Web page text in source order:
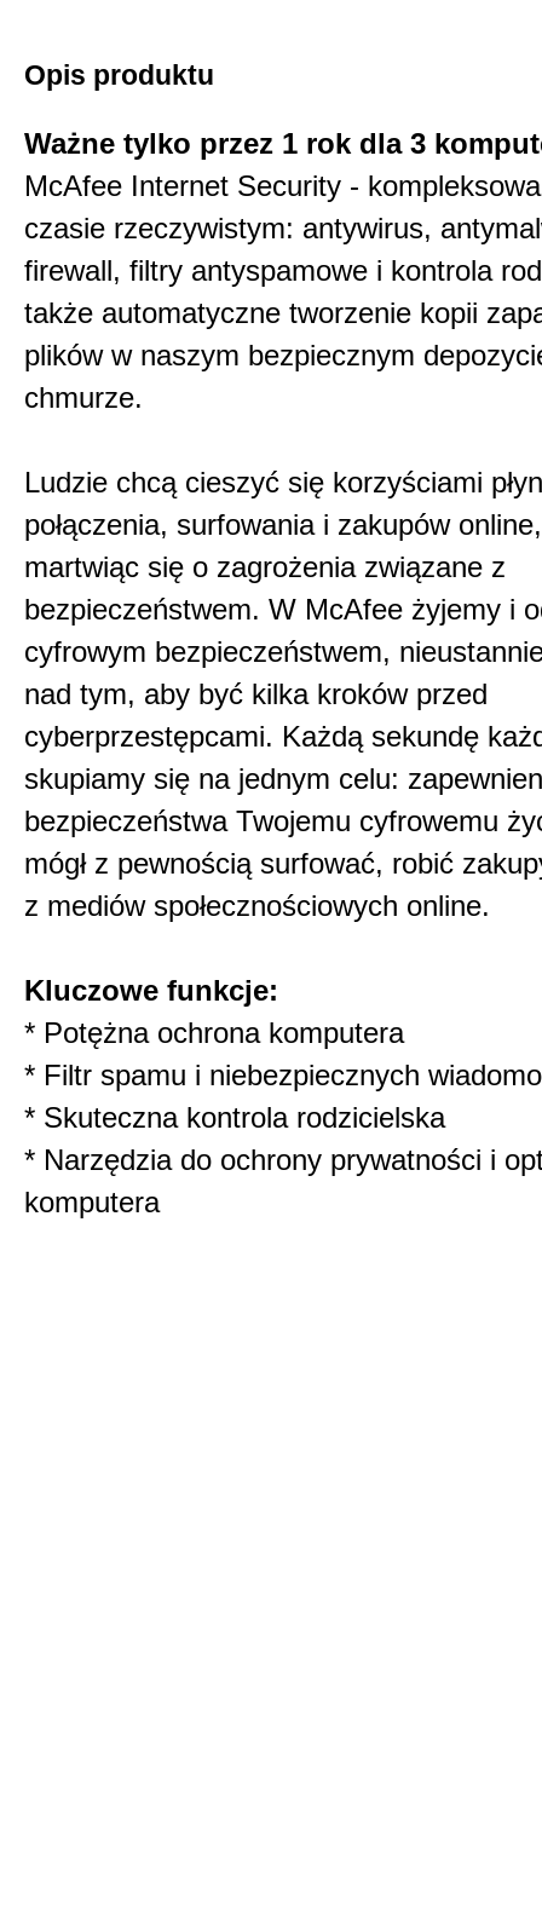
Opis produktu
Ważne tylko przez 1 rok dla 3
McAfee Internet Security -
czasie rzeczywistym: antywirus,
firewall, filtry antyspamowe i kontrola
także automatyczne tworzenie kopii
plików w naszym bezpiecznym
chmurze.
Ludzie chcą cieszyć się korzyściami
połączenia, surfowania i zakupów
martwiąc się o zagrożenia związane z
bezpieczeństwem. W McAfee żyjemy i
cyfrowym bezpieczeństwem,
nad tym, aby być kilka kroków przed
cyberprzestępcami. Każdą sekundę
skupiamy się na jednym celu:
bezpieczeństwa Twojemu cyfrowemu
mógł z pewnością surfować, robić
z mediów społecznościowych online.
Kluczowe funkcje:
* Potężna ochrona komputera
* Filtr spamu i niebezpiecznych
* Skuteczna kontrola rodzicielska
* Narzędzia do ochrony prywatności i
komputera